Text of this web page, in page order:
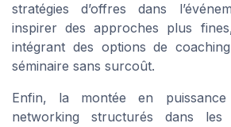
stratégies d’offres dans
inspirer des approches plus
intégrant des options de
séminaire sans surcoût.
Enfin, la montée en
networking structurés dans les